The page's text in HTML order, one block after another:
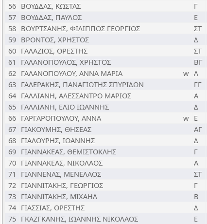
56 ΒΟΥΔΔΑΣ, ΚΩΣΤΑΣ Γ
57 ΒΟΥΔΔΑΣ, ΠΑΥΛΟΣ Ε
58 ΒΟΥΡΤΣΑΝΗΣ, ΦΙΛΙΠΠΟΣ ΓΕΩΡΓΙΟΣ ΣΤ
59 ΒΡΟΝΤΟΣ, ΧΡΗΣΤΟΣ Δ
60 ΓΑΛΑΖΙΟΣ, ΟΡΕΣΤΗΣ ΣΤ
61
ΓΑΛΑΝΟΠΟΥΛΟΣ, ΧΡΗΣΤΟΣ ΒΓ
62 ΓΑΛΑΝΟΠΟΥΛΟΥ, ΑΝΝΑ ΜΑΡΙΑ w Λ
63 ΓΑΛΕΡΑΚΗΣ, ΠΑΝΑΓΙΩΤΗΣ ΣΠΥΡΙΔΩΝ ΓΓ
64 ΓΑΛΛΙΑΝΗ, ΑΛΕΣΣΑΝΤΡΟ ΜΑΡΙΟΣ Α
65 ΓΑΛΛΙΑΝΗ, ΕΛΙΟ ΙΩΑΝΝΗΣ Δ
66 ΓΑΡΓΑΡΟΠΟΥΛΟΥ, ΑΝΝΑ w Ε
67 ΓΙΑΚΟΥΜΗΣ, ΘΗΣΕΑΣ ΑΓ
68 ΓΙΑΛΟΥΡΗΣ, ΙΩΑΝΝΗΣ Δ
69 ΓΙΑΝΝΑΚΕΑΣ, ΘΕΜΙΣΤΟΚΛΗΣ Γ
70 ΓΙΑΝΝΑΚΕΑΣ, ΝΙΚΟΛΑΟΣ Α
71
ΓΙΑΝΝΕΝΑΣ, ΜΕΝΕΛΑΟΣ ΣΤ
72 ΓΙΑΝΝΙΤΑΚΗΣ, ΓΕΩΡΓΙΟΣ Γ
73 ΓΙΑΝΝΙΤΑΚΗΣ, ΜΙΧΑΗΛ Β
74 ΓΙΑΣΣΙΑΣ, ΟΡΕΣΤΗΣ Δ
75 ΓΚΑΖΓΚΑΝΗΣ, ΙΩΑΝΝΗΣ ΝΙΚΟΛΑΟΣ Ε